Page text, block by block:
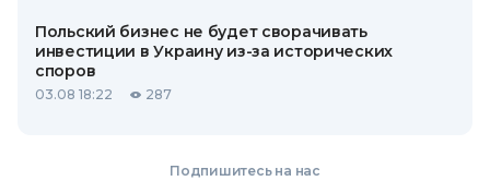
Польский бизнес не будет сворачивать
инвестиции в Украину из-за исторических
споров
03.08 18:22 287
Подпишитесь на нас